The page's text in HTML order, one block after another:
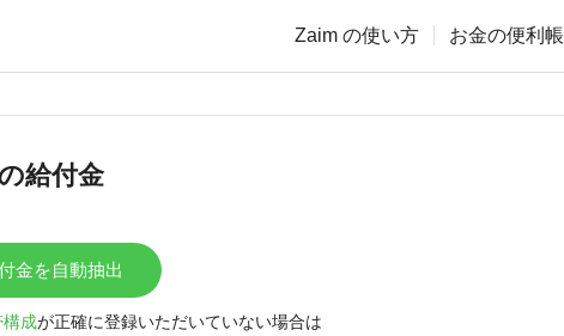
Zaim の使い方 お金の便利帳
給付金
金を自動抽出
構成が正確に登録いただいていない場合は